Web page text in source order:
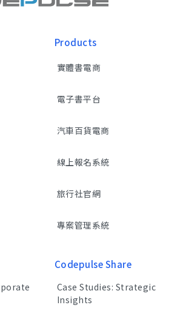
Products
實體書電商
電子書平台
汽車百貨電商
線上報名系統
旅行社官網
專案管理系統
Codepulse Share
Case Studies: Strategic
Insights